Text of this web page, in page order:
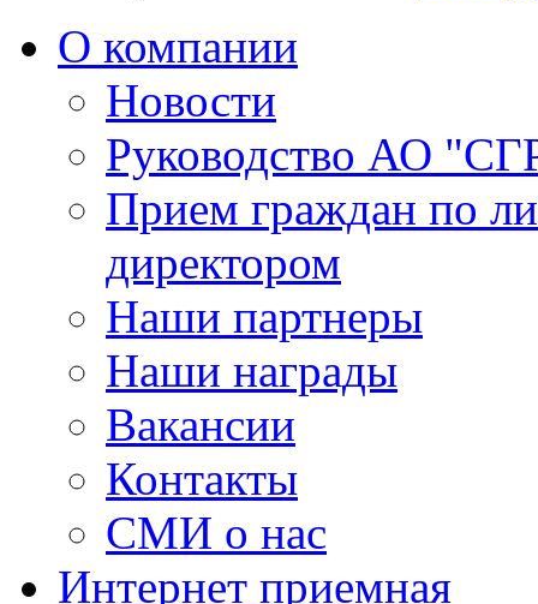
О компании
Новости
Руководство АО
Прием граждан по
директором
Наши партнеры
Наши награды
Вакансии
Контакты
СМИ о нас
Интернет приемная